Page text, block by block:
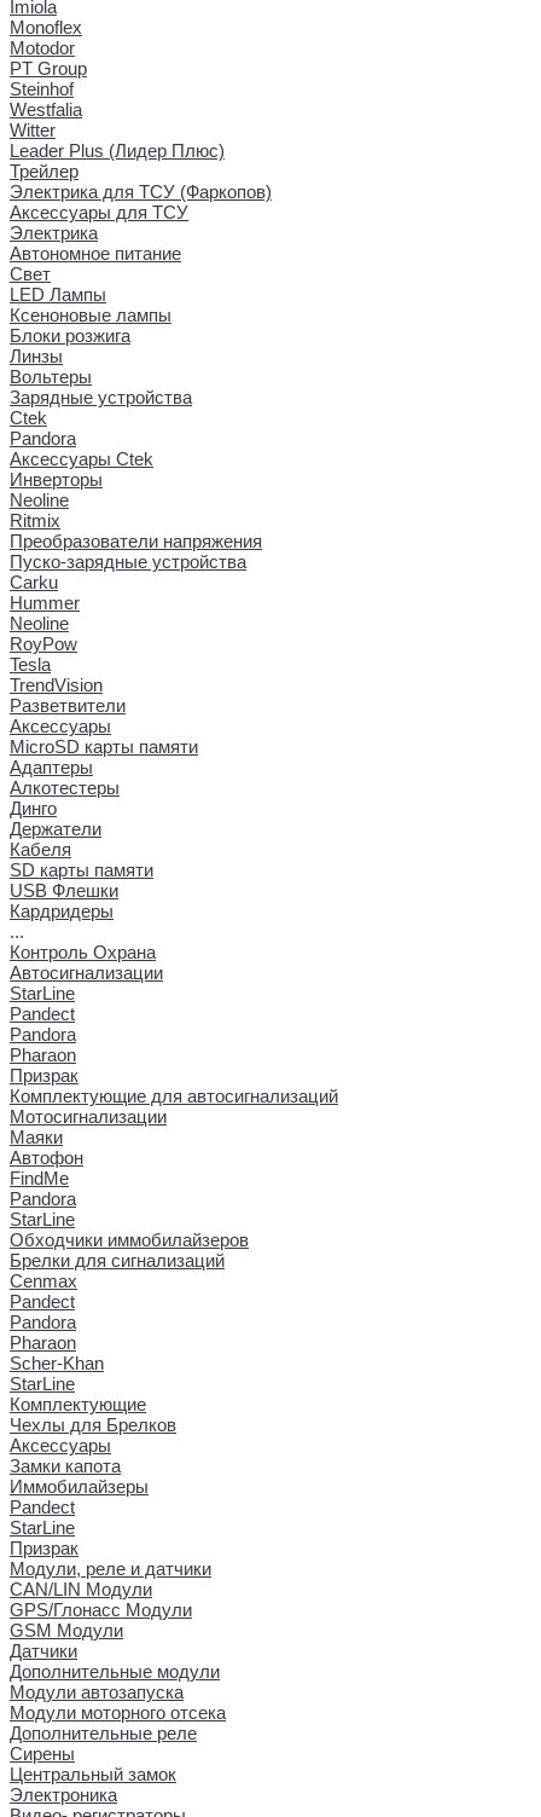
Imiola
Monoflex
Motodor
PT Group
Steinhof
Westfalia
Witter
Leader Plus (Лидер Плюс)
Трейлер
Электрика для ТСУ (Фаркопов)
Аксессуары для ТСУ
Электрика
Автономное питание
Свет
LED Лампы
Ксеноновые лампы
Блоки розжига
Линзы
Вольтеры
Зарядные устройства
Ctek
Pandora
Аксессуары Ctek
Инверторы
Neoline
Ritmix
Преобразователи напряжения
Пуско-зарядные устройства
Carku
Hummer
Neoline
RoyPow
Tesla
TrendVision
Разветвители
Аксессуары
MicroSD карты памяти
Адаптеры
Алкотестеры
Динго
Держатели
Кабеля
SD карты памяти
USB Флешки
Кардридеры
...
Контроль Охрана
Автосигнализации
StarLine
Pandect
Pandora
Pharaon
Призрак
Комплектующие для автосигнализаций
Мотосигнализации
Маяки
Автофон
FindMe
Pandora
StarLine
Обходчики иммобилайзеров
Брелки для сигнализаций
Cenmax
Pandect
Pandora
Pharaon
Scher-Khan
StarLine
Комплектующие
Чехлы для Брелков
Аксессуары
Замки капота
Иммобилайзеры
Pandect
StarLine
Призрак
Модули, реле и датчики
CAN/LIN Модули
GPS/Глонасс Модули
GSM Модули
Датчики
Дополнительные модули
Модули автозапуска
Модули моторного отсека
Дополнительные реле
Сирены
Центральный замок
Электроника